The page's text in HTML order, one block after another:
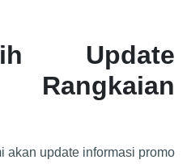
Update
akan update informasi promo